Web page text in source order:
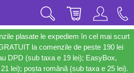
plasate le expediem în cel mai scurt
la comenzile de peste 190 lei
DPD (sub taxa e 19 lei); EasyBox,
lei); poșta română (sub taxa e 25 lei).